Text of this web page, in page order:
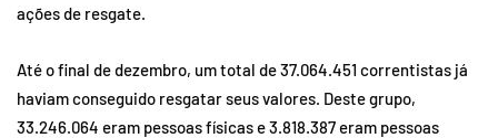
ações de resgate.
Até o final de dezembro, um total de 37.064.451 correntistas já
haviam conseguido resgatar seus valores. Deste grupo,
33.246.064 eram pessoas físicas e 3.818.387 eram pessoas